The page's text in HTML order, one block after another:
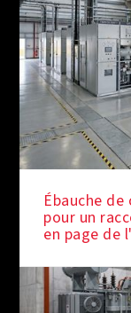
Ébauche
pour un
en page de